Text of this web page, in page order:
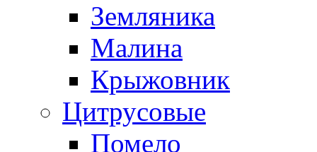
Земляника
Малина
Крыжовник
Цитрусовые
Помело